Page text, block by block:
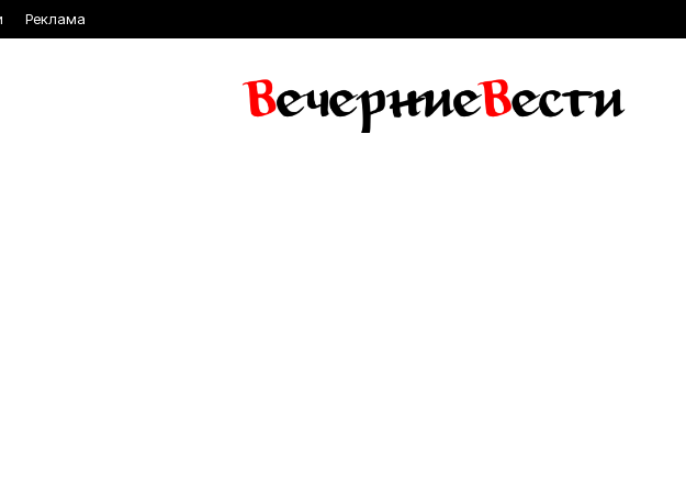
Реклама